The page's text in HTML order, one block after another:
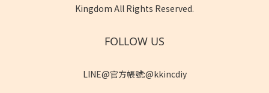
Kingdom All Rights Reserved.
FOLLOW US
LINE@官方帳號:@kkincdiy